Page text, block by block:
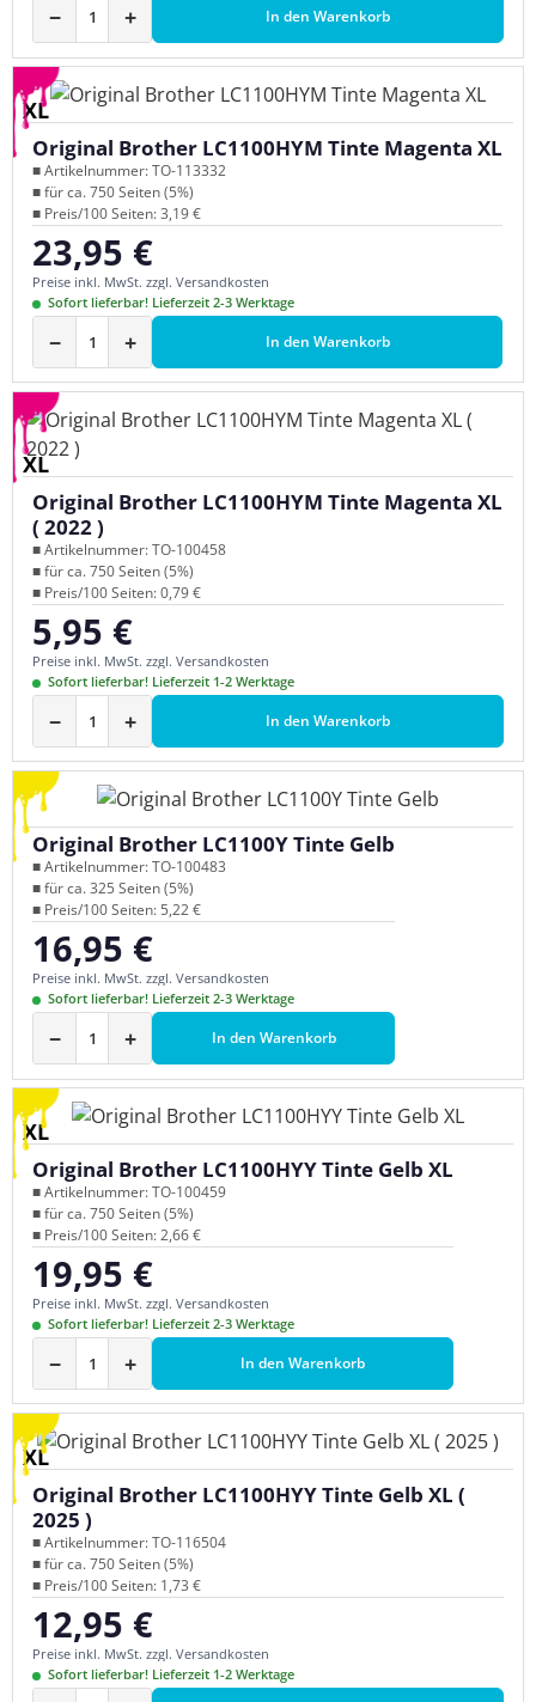
− + In den Warenkorb
XL
Original Brother LC1100HYM Tinte Magenta XL
■ Artikelnummer: TO-113332
■ für ca. 750 Seiten (5%)
■ Preis/100 Seiten: 3,19 €
Regulärer Preis:
23,95 €
Preise inkl. MwSt. zzgl. Versandkosten
Sofort lieferbar! Lieferzeit 2-3 Werktage
− + In den Warenkorb
XL
Original Brother LC1100HYM Tinte Magenta XL
( 2022 )
■ Artikelnummer: TO-100458
■ für ca. 750 Seiten (5%)
■ Preis/100 Seiten: 0,79 €
Regulärer Preis:
5,95 €
Preise inkl. MwSt. zzgl. Versandkosten
Sofort lieferbar! Lieferzeit 1-2 Werktage
− + In den Warenkorb
Original Brother LC1100Y Tinte Gelb
■ Artikelnummer: TO-100483
■ für ca. 325 Seiten (5%)
■ Preis/100 Seiten: 5,22 €
Regulärer Preis:
16,95 €
Preise inkl. MwSt. zzgl. Versandkosten
Sofort lieferbar! Lieferzeit 2-3 Werktage
− + In den Warenkorb
XL
Original Brother LC1100HYY Tinte Gelb XL
■ Artikelnummer: TO-100459
■ für ca. 750 Seiten (5%)
■ Preis/100 Seiten: 2,66 €
Regulärer Preis:
19,95 €
Preise inkl. MwSt. zzgl. Versandkosten
Sofort lieferbar! Lieferzeit 2-3 Werktage
− + In den Warenkorb
XL
Original Brother LC1100HYY Tinte Gelb XL (
2025 )
■ Artikelnummer: TO-116504
■ für ca. 750 Seiten (5%)
■ Preis/100 Seiten: 1,73 €
Regulärer Preis:
12,95 €
Preise inkl. MwSt. zzgl. Versandkosten
Sofort lieferbar! Lieferzeit 1-2 Werktage